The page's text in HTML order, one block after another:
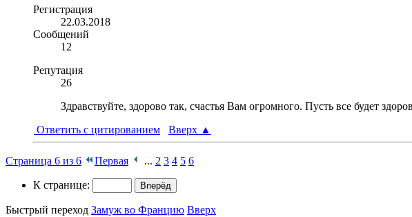
Регистрация
22.03.2018
Сообщений
12
Репутация
26
Здравствуйте, здорово так, счастья Вам огромного. Пусть все будет
Ответить с цитированием
Вверх ▲
Страница 6 из 6 Первая ... 2 3 4 5 6
К странице:
Быстрый переход Замуж во Францию Вверх